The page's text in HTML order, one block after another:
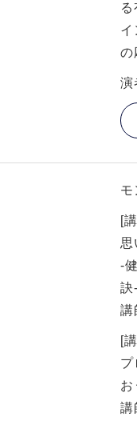
イ
の
演
モ
[
思
-
訣-
[
プ
お